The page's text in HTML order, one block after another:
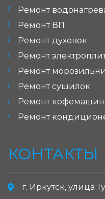
Ремонт
Ремонт ВП
Ремонт духовок
Ремонт
Ремонт
Ремонт сушилок
Ремонт кофемашин
Ремонт
КОНТАКТЫ
г. Иркутск, улица